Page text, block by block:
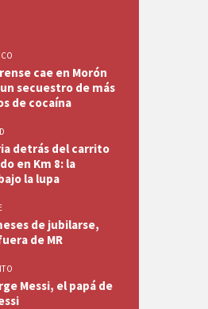
cae en Morón
secuestro de más
de cocaína
detrás del carrito
en Km 8: la
la lupa
de jubilarse,
de MR
Messi, el papá de